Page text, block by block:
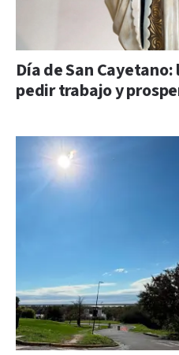
Día de San
pedir trabajo y